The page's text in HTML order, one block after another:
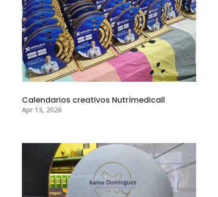
Calendarios creativos Nutrímedicall
Apr 13, 2026